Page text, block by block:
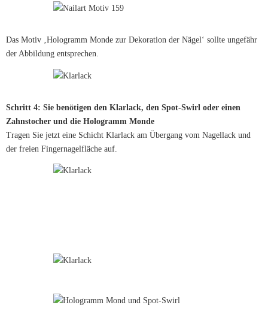
Das Motiv ‚Hologramm Monde zur Dekoration der Nägel‘ sollte ungefähr
der Abbildung entsprechen.
Schritt 4: Sie benötigen den Klarlack, den Spot-Swirl oder einen
Zahnstocher und die Hologramm Monde
Tragen Sie jetzt eine Schicht Klarlack am Übergang vom Nagellack und
der freien Fingernagelfläche auf.